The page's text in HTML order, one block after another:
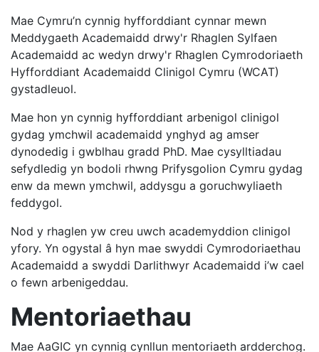
Mae Cymru’n cynnig hyfforddiant cynnar mewn
Meddygaeth Academaidd drwy'r Rhaglen Sylfaen
Academaidd ac wedyn drwy'r Rhaglen Cymrodoriaeth
Hyfforddiant Academaidd Clinigol Cymru (WCAT)
gystadleuol.
Mae hon yn cynnig hyfforddiant arbenigol clinigol
gydag ymchwil academaidd ynghyd ag amser
dynodedig i gwblhau gradd PhD. Mae cysylltiadau
sefydledig yn bodoli rhwng Prifysgolion Cymru gydag
enw da mewn ymchwil, addysgu a goruchwyliaeth
feddygol.
Nod y rhaglen yw creu uwch academyddion clinigol
yfory. Yn ogystal â hyn mae swyddi Cymrodoriaethau
Academaidd a swyddi Darlithwyr Academaidd i’w cael
o fewn arbenigeddau.
Mentoriaethau
Mae AaGIC yn cynnig cynllun mentoriaeth ardderchog.